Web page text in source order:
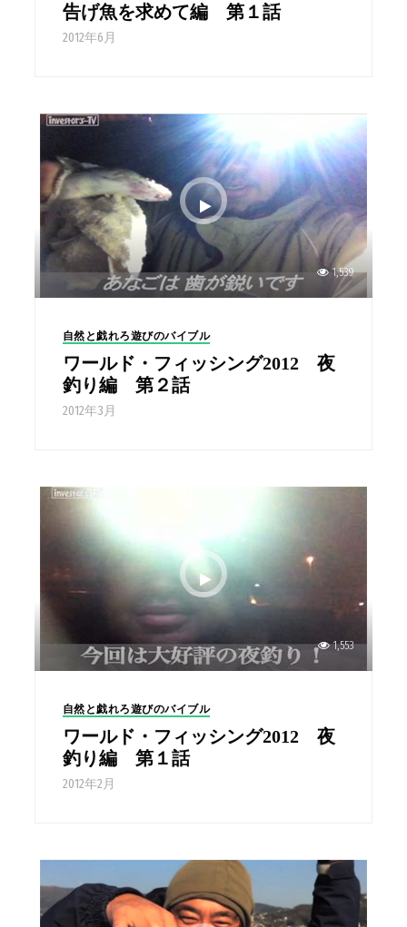
告げ魚を求めて編 第１話
2012年6月
1,539
自然と戯れろ遊びのバイブル
ワールド・フィッシング2012 夜
釣り編 第２話
2012年3月
1,553
自然と戯れろ遊びのバイブル
ワールド・フィッシング2012 夜
釣り編 第１話
2012年2月